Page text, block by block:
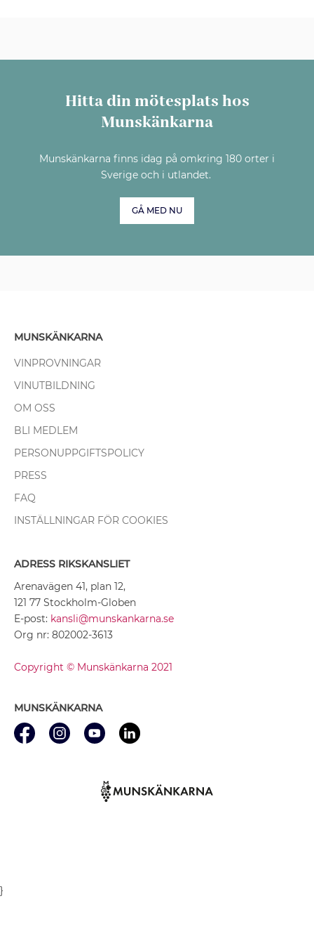
Hitta din mötesplats hos
Munskänkarna
Munskänkarna finns idag på omkring 180 orter i
Sverige och i utlandet.
GÅ MED NU
MUNSKÄNKARNA
VINPROVNINGAR
VINUTBILDNING
OM OSS
BLI MEDLEM
PERSONUPPGIFTSPOLICY
PRESS
FAQ
INSTÄLLNINGAR FÖR COOKIES
ADRESS RIKSKANSLIET
Arenavägen 41, plan 12,
121 77 Stockholm-Globen
E-post: kansli@munskankarna.se
Org nr: 802002-3613
Copyright © Munskänkarna 2021
MUNSKÄNKARNA
}